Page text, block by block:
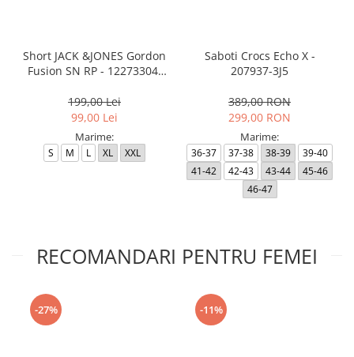
Short JACK &JONES Gordon
Fusion SN RP - 12273304-
199,00 Lei
99,00 Lei
Marime:
S M L XL XXL
Saboti Crocs Echo X -
207937-3J5
389,00 RON
299,00 RON
Marime:
36-37 37-38 38-39
39-40
41-42
42-43 43-44
45-46
46-47
RECOMANDARI PENTRU FEMEI
-27% -11%